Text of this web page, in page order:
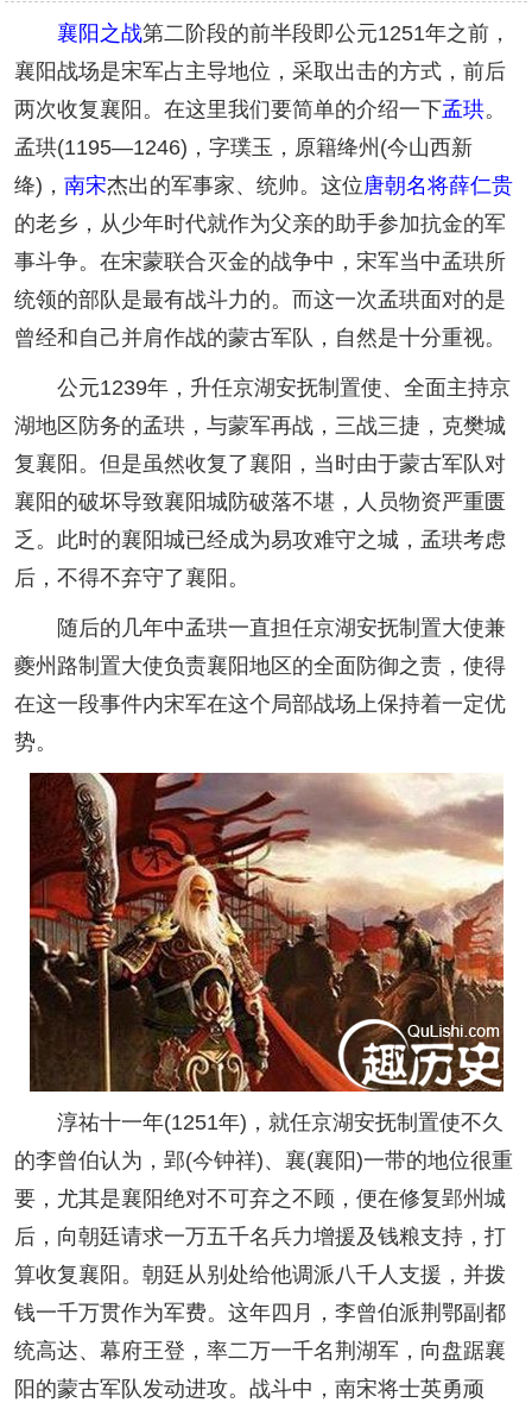
襄阳之战第二阶段的前半段即公元1251年之前，
襄阳战场是宋军占主导地位，采取出击的方式，前后
两次收复襄阳。在这里我们要简单的介绍一下孟珙。
孟珙(1195—1246)，字璞玉，原籍绛州(今山西新
绛)， 南宋杰出的军事家、统帅。这位唐朝名将薛仁贵
的老乡，从少年时代就作为父亲的助手参加抗金的军
事斗争。在宋蒙联合灭金的战争中，宋军当中孟珙所
统领的部队是最有战斗力的。而这一次孟珙面对的是
曾经和自己并肩作战的蒙古军队，自然是十分重视。
公元1239年，升任京湖安抚制置使、全面主持京
湖地区防务的孟珙，与蒙军再战，三战三捷，克樊城
复襄阳。但是虽然收复了襄阳，当时由于蒙古军队对
襄阳的破坏导致襄阳城防破落不堪，人员物资严重匮
乏。此时的襄阳城已经成为易攻难守之城，孟珙考虑
后，不得不弃守了襄阳。
随后的几年中孟珙一直担任京湖安抚制置大使兼
夔州路制置大使负责襄阳地区的全面防御之责，使得
在这一段事件内宋军在这个局部战场上保持着一定优
势。
淳祐十一年(1251年)，就任京湖安抚制置使不久
的李曾伯认为，郢(今钟祥)、襄(襄阳)一带的地位很重
要，尤其是襄阳绝对不可弃之不顾，便在修复郢州城
后，向朝廷请求一万五千名兵力增援及钱粮支持，打
算收复襄阳。朝廷从别处给他调派八千人支援，并拨
钱一千万贯作为军费。这年四月，李曾伯派荆鄂副都
统高达、幕府王登，率二万一千名荆湖军，向盘踞襄
阳的蒙古军队发动进攻。战斗中，南宋将士英勇顽